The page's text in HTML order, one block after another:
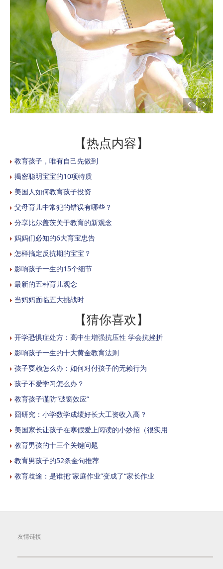
【热点内容】
教育孩子，唯有自己先做到
揭密聪明宝宝的10项特质
美国人如何教育孩子投资
父母育儿中常犯的错误有哪些？
分享比尔盖茨关于教育的新观念
妈妈们必知的6大育宝忠告
怎样搞定反抗期的宝宝？
影响孩子一生的15个细节
最新的五种育儿观念
当妈妈面临五大挑战时
【猜你喜欢】
开学恐惧症处方：高中生增强抗压性 学会抗挫折
影响孩子一生的十大黄金教育法则
孩子耍赖怎么办：如何对付孩子的无赖行为
孩子不爱学习怎么办？
教育孩子谨防“破窗效应”
囧研究：小学数学成绩好长大工资收入高？
美国家长让孩子在寒假爱上阅读的小妙招（很实用
教育男孩的十三个关键问题
教育男孩子的52条金句推荐
教育歧途：是谁把“家庭作业”变成了“家长作业
友情链接